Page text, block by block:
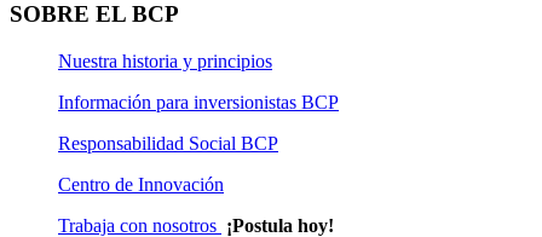
SOBRE EL BCP
Nuestra historia y principios
Información para inversionistas BCP
Responsabilidad Social BCP
Centro de Innovación
Trabaja con nosotros ¡Postula hoy!